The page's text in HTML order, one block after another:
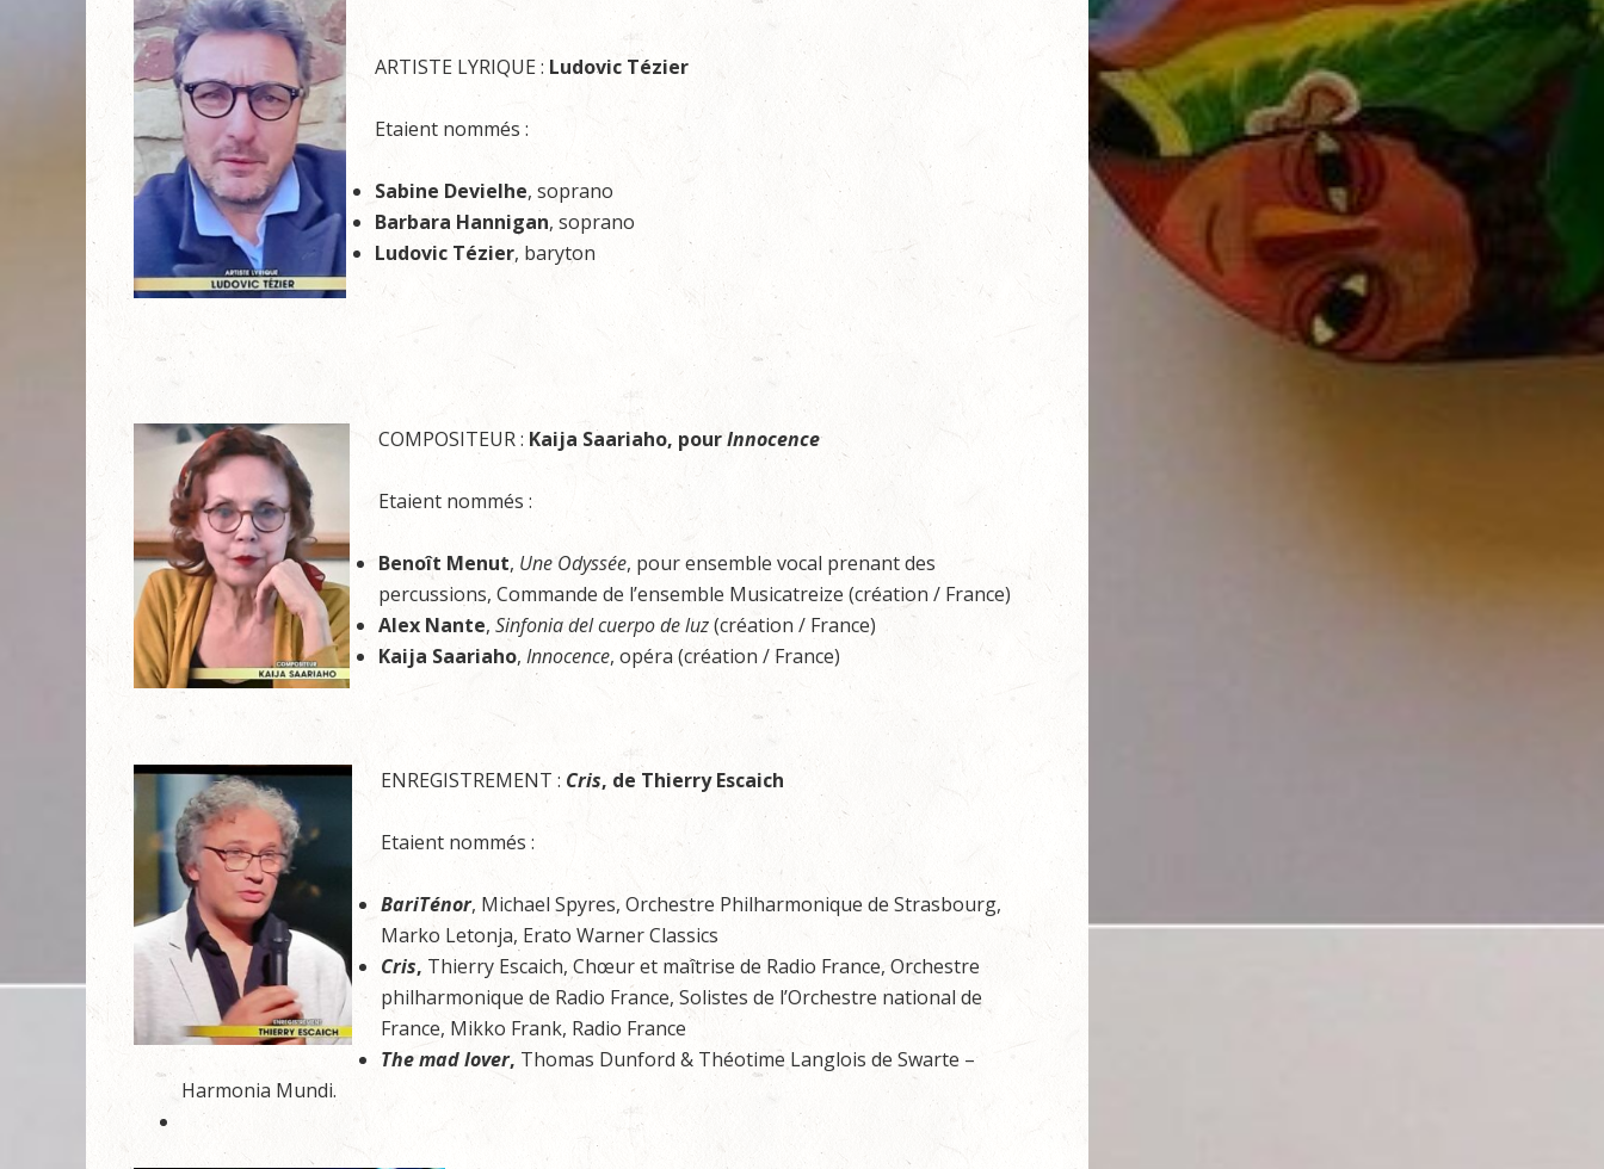
ARTISTE LYRIQUE : Ludovic Tézier
Etaient nommés :
Sabine Devielhe, soprano
Barbara Hannigan, soprano
Ludovic Tézier, baryton
COMPOSITEUR : Kaija Saariaho, pourInnocence
Etaient nommés :
Benoît Menut, Une Odyssée, pour ensemble vocal prenant des
percussions, Commande de l’ensemble Musicatreize (création / France)
Alex Nante, Sinfonia del cuerpo de luz(création / France)
Kaija Saariaho, Innocence, opéra (création / France)
ENREGISTREMENT : Cris, de Thierry Escaich
Etaient nommés :
BariTénor, Michael Spyres, Orchestre Philharmonique de Strasbourg,
Marko Letonja, Erato Warner Classics
Cris, Thierry Escaich, Chœur et maîtrise de Radio France, Orchestre
philharmonique de Radio France, Solistes de l’Orchestre national de
France, Mikko Frank, Radio France
The mad lover, Thomas Dunford & Théotime Langlois de Swarte –
Harmonia Mundi.